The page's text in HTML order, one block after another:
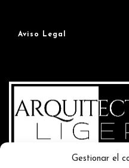
Gestionar el
Aviso Legal